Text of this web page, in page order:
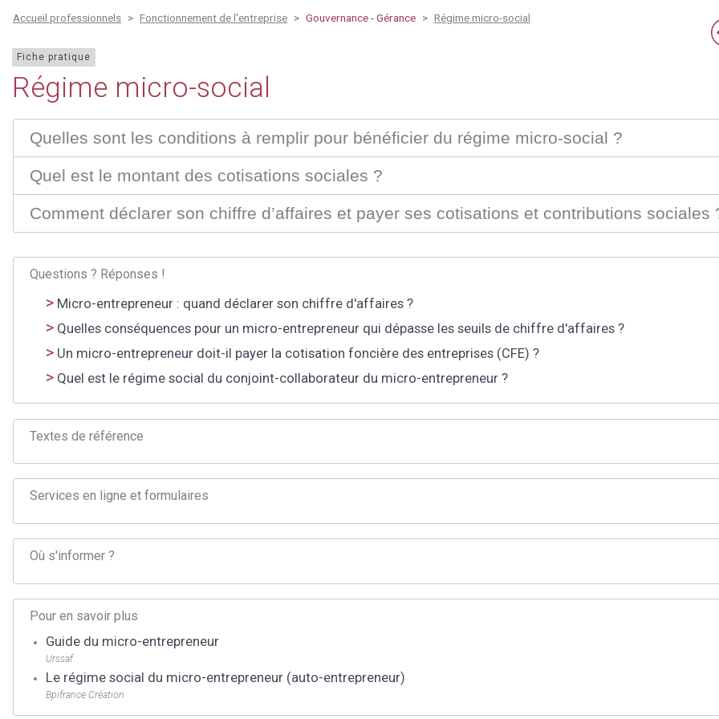
Accueil professionnels Fonctionnement de l'entreprise Gouvernance - Gérance Régime micro-social
Fiche pratique
Régime micro-social
Quelles sont les conditions à remplir pour bénéficier du régime micro-social ?
Quel est le montant des cotisations sociales ?
Comment déclarer son chiffre d’affaires et payer ses cotisations et contributions sociales
Questions ? Réponses !
Micro-entrepreneur : quand déclarer son chiffre d'affaires ?
Quelles conséquences pour un micro-entrepreneur qui dépasse les seuils de chiffre d'affaires ?
Un micro-entrepreneur doit-il payer la cotisation foncière des entreprises (CFE) ?
Quel est le régime social du conjoint-collaborateur du micro-entrepreneur ?
Textes de référence
Services en ligne et formulaires
Où s'informer ?
Pour en savoir plus
Guide du micro-entrepreneur
Urssaf
Le régime social du micro-entrepreneur (auto-entrepreneur)
Bpifrance Création